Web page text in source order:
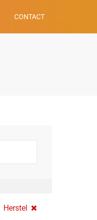
CONTACT
Herstel